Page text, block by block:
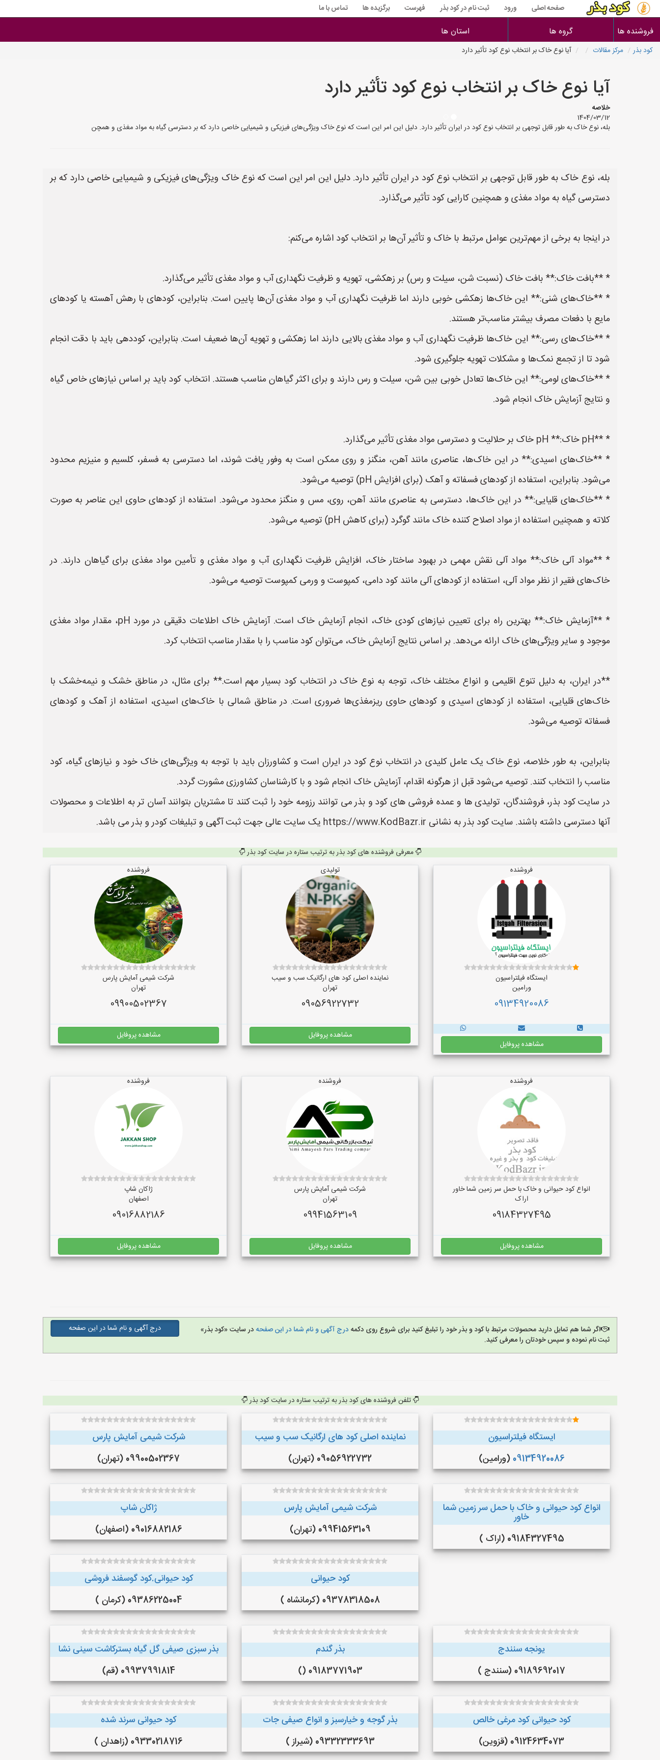
صفحه اصلی ورود ثبت نام در کود بذر فهرست برگزیده ها تماس با ما
فروشنده ها گروه ها استان ها
کود بذر مرکز مقالات آیا نوع خاک بر انتخاب نوع کود تأثیر دارد
آیا نوع خاک بر انتخاب نوع کود تأثیر دارد
خلاصه
1404/03/12
بله، نوع خاک به طور قابل توجهی بر انتخاب نوع کود در ایران تأثیر دارد. دلیل این امر این است که نوع خاک ویژگی‌های فیزیکی و شیمیایی خاصی دارد که بر دسترسی گیاه به مواد مغذی و همچن
بله، نوع خاک به طور قابل توجهی بر انتخاب نوع کود در ایران تأثیر دارد. دلیل این امر این است که نوع خاک ویژگی‌های فیزیکی و شیمیایی خاصی دارد که بر
دسترسی گیاه به مواد مغذی و همچنین کارایی کود تأثیر می‌گذارد.
در اینجا به برخی از مهم‌ترین عوامل مرتبط با خاک و تأثیر آن‌ها بر انتخاب کود اشاره می‌کنم:
* **بافت خاک:** بافت خاک (نسبت شن، سیلت و رس) بر زهکشی، تهویه و ظرفیت نگهداری آب و مواد مغذی تأثیر می‌گذارد.
* **خاک‌های شنی:** این خاک‌ها زهکشی خوبی دارند اما ظرفیت نگهداری آب و مواد مغذی آن‌ها پایین است. بنابراین، کودهای با رهش آهسته یا کودهای
مایع با دفعات مصرف بیشتر مناسب‌تر هستند.
* **خاک‌های رسی:** این خاک‌ها ظرفیت نگهداری آب و مواد مغذی بالایی دارند اما زهکشی و تهویه آن‌ها ضعیف است. بنابراین، کوددهی باید با دقت انجام
شود تا از تجمع نمک‌ها و مشکلات تهویه جلوگیری شود.
* **خاک‌های لومی:** این خاک‌ها تعادل خوبی بین شن، سیلت و رس دارند و برای اکثر گیاهان مناسب هستند. انتخاب کود باید بر اساس نیازهای خاص گیاه
و نتایج آزمایش خاک انجام شود.
* **pH خاک:** pH خاک بر حلالیت و دسترسی مواد مغذی تأثیر می‌گذارد.
* **خاک‌های اسیدی:** در این خاک‌ها، عناصری مانند آهن، منگنز و روی ممکن است به وفور یافت شوند، اما دسترسی به فسفر، کلسیم و منیزیم محدود
می‌شود. بنابراین، استفاده از کودهای فسفاته و آهک (برای افزایش pH) توصیه می‌شود.
* **خاک‌های قلیایی:** در این خاک‌ها، دسترسی به عناصری مانند آهن، روی، مس و منگنز محدود می‌شود. استفاده از کودهای حاوی این عناصر به صورت
کلاته و همچنین استفاده از مواد اصلاح کننده خاک مانند گوگرد (برای کاهش pH) توصیه می‌شود.
* **مواد آلی خاک:** مواد آلی نقش مهمی در بهبود ساختار خاک، افزایش ظرفیت نگهداری آب و مواد مغذی و تأمین مواد مغذی برای گیاهان دارند. در
خاک‌های فقیر از نظر مواد آلی، استفاده از کودهای آلی مانند کود دامی، کمپوست و ورمی کمپوست توصیه می‌شود.
* **آزمایش خاک:** بهترین راه برای تعیین نیازهای کودی خاک، انجام آزمایش خاک است. آزمایش خاک اطلاعات دقیقی در مورد pH، مقدار مواد مغذی
موجود و سایر ویژگی‌های خاک ارائه می‌دهد. بر اساس نتایج آزمایش خاک، می‌توان کود مناسب را با مقدار مناسب انتخاب کرد.
**در ایران، به دلیل تنوع اقلیمی و انواع مختلف خاک، توجه به نوع خاک در انتخاب کود بسیار مهم است.** برای مثال، در مناطق خشک و نیمه‌خشک با
خاک‌های قلیایی، استفاده از کودهای اسیدی و کودهای حاوی ریزمغذی‌ها ضروری است. در مناطق شمالی با خاک‌های اسیدی، استفاده از آهک و کودهای
فسفاته توصیه می‌شود.
بنابراین، به طور خلاصه، نوع خاک یک عامل کلیدی در انتخاب نوع کود در ایران است و کشاورزان باید با توجه به ویژگی‌های خاک خود و نیازهای گیاه، کود
مناسب را انتخاب کنند. توصیه می‌شود قبل از هرگونه اقدام، آزمایش خاک انجام شود و با کارشناسان کشاورزی مشورت گردد.
در سایت کود بذر، فروشندگان، تولیدی ها و عمده فروشی های کود و بذر می توانند رزومه خود را ثبت کنند تا مشتریان بتوانند آسان تر به اطلاعات و محصولات
آنها دسترسی داشته باشند. سایت کود بذر به نشانی https://www.KodBazr.ir یک سایت عالی جهت ثبت آگهی و تبلیغات کودر و بذر می باشد.
معرفی فروشنده های کود بذر به ترتیب ستاره در سایت کود بذر
فروشنده
ایستگاه فیلتراسیون
ورامین
09134920086
مشاهده پروفایل
تولیدی
نماینده اصلی کود های ارگانیک سب و سیب
تهران
09056922732
مشاهده پروفایل
فروشنده
شرکت شیمی آمایش پارس
تهران
09900502367
مشاهده پروفایل
فروشنده
انواع کود حیوانی و خاک با حمل سر زمین شما خاور
اراک
09184327495
مشاهده پروفایل
فروشنده
شرکت شیمی آمایش پارس
تهران
09941563109
مشاهده پروفایل
فروشنده
ژاکان شاپ
اصفهان
09016882186
مشاهده پروفایل
اگر شما هم تمایل دارید محصولات مرتبط با کود و بذر خود را تبلیغ کنید برای شروع روی دکمهدرج آگهی و نام شما در این صفحهدر سایت «کود بذر»
ثبت نام نموده و سپس خودتان را معرفی کنید.
درج آگهی و نام شما در این صفحه
تلفن فروشنده های کود بذر به ترتیب ستاره در سایت کود بذر
ایستگاه فیلتراسیون
09134920086 (ورامین)
نماینده اصلی کود های ارگانیک سب و سیب
09056922732 (تهران)
شرکت شیمی آمایش پارس
09900502367 (تهران)
انواع کود حیوانی و خاک با حمل سر زمین شما
خاور
09184327495 (اراک )
شرکت شیمی آمایش پارس
09941563109 (تهران)
ژاکان شاپ
09016882186 (اصفهان)
کود حیوانی
09378318508 (کرمانشاه )
کود حیوانی.کود گوسفند فروشی
09386225004 (کرمان )
یونجه سنندج
09189692017 (سنندج )
بذر گندم
09183771903 ()
بذر سبزی صیفی گل گیاه بسترکاشت سینی نشا
09937991814 (قم)
کود حیوانی کود مرغی خالص
09124634073 (قزوین)
بذر گوجه و خیارسبز و انواع صیفی جات
09332333693 (شیراز )
کود حیوانی سرند شده
09330218716 (زاهدان )